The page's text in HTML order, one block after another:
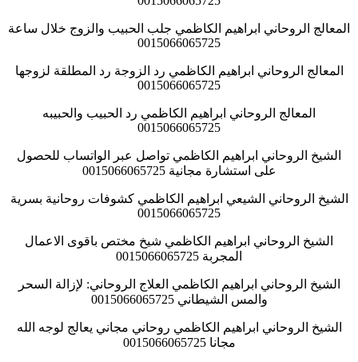
المعالج الروحاني ابراهيم الكاظمي جلب الحبيب والزوج خلال ساعة
0015066065725
المعالج الروحاني ابراهيم الكاظمي رد الزوجة رد المطلقة لزوجها
0015066065725
المعالج الروحاني ابراهيم الكاظمي رد الحبيب والحبيبه
0015066065725
الشيخ الروحاني ابراهيم الكاظمي تواصل عبر الواتساب للحصول
على استشارة مجانية 0015066065725
الشيخ الروحاني الشيعي ابراهيم الكاظمي كشوفات روحانية بسرية
0015066065725
الشيخ الروحاني ابراهيم الكاظمي شيخ مختص باقوى الاعمال
المجربة 0015066065725
الشيخ الروحاني ابراهيم الكاظمي العلاج الروحاني: لإزالة السحر
والمس الشيطاني 0015066065725
الشيخ الروحاني ابراهيم الكاظمي روحاني مجاني يعالج لوجه الله
مجانا 0015066065725